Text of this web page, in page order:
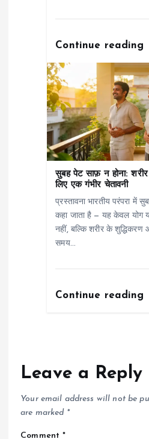
Continue reading
सुबह पेट साफ़ न होना:
लिए एक गंभीर चेतावनी
प्रस्तावना भारतीय परंपरा में
कहा जाता है — यह केवल योग
नहीं, बल्कि शरीर के शुद्धिकरण
समय…
Continue reading
Leave a Reply
Your email address will not be
are marked *
Comment*